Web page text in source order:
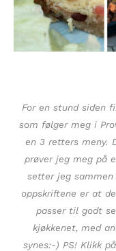
For en stund siden
som følger meg i
en 3 retters meny.
prøver jeg meg på
setter jeg
oppskriftene er at
passer til godt
kjøkkenet, med
synes:-) PS! Klikk